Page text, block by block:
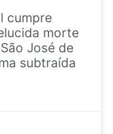
cumpre
morte
José de
subtraída